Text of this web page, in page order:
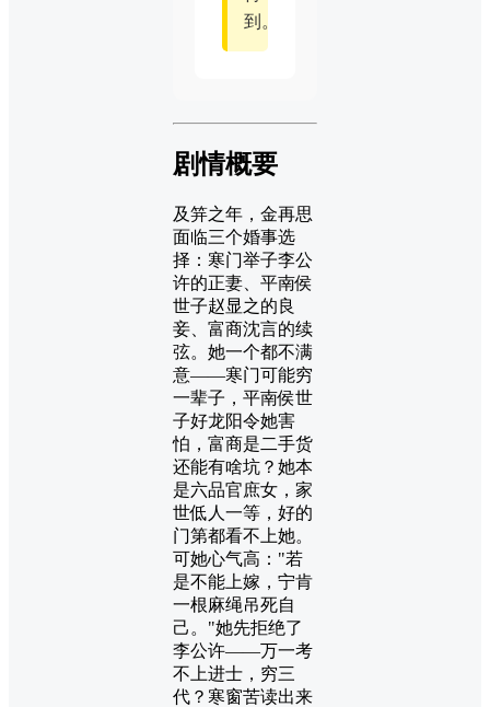
到。
剧情概要
及笄之年，金再思
面临三个婚事选
择：寒门举子李公
许的正妻、平南侯
世子赵显之的良
妾、富商沈言的续
弦。她一个都不满
意——寒门可能穷
一辈子，平南侯世
子好龙阳令她害
怕，富商是二手货
还能有啥坑？她本
是六品官庶女，家
世低人一等，好的
门第都看不上她。
可她心气高："若
是不能上嫁，宁肯
一根麻绳吊死自
己。"她先拒绝了
李公许——万一考
不上进士，穷三
代？寒窗苦读出来